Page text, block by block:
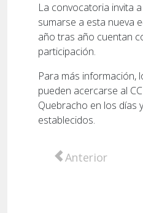
La convocatoria invita
sumarse a esta nueva
año tras año cuentan
participación.
Para más información,
pueden acercarse al
Quebracho en los días
establecidos.
Artículo
Anterior